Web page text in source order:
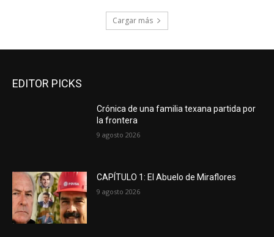
Cargar más
EDITOR PICKS
Crónica de una familia texana partida por
la frontera
9 agosto 2026
CAPÍTULO 1: El Abuelo de Miraflores
9 agosto 2026